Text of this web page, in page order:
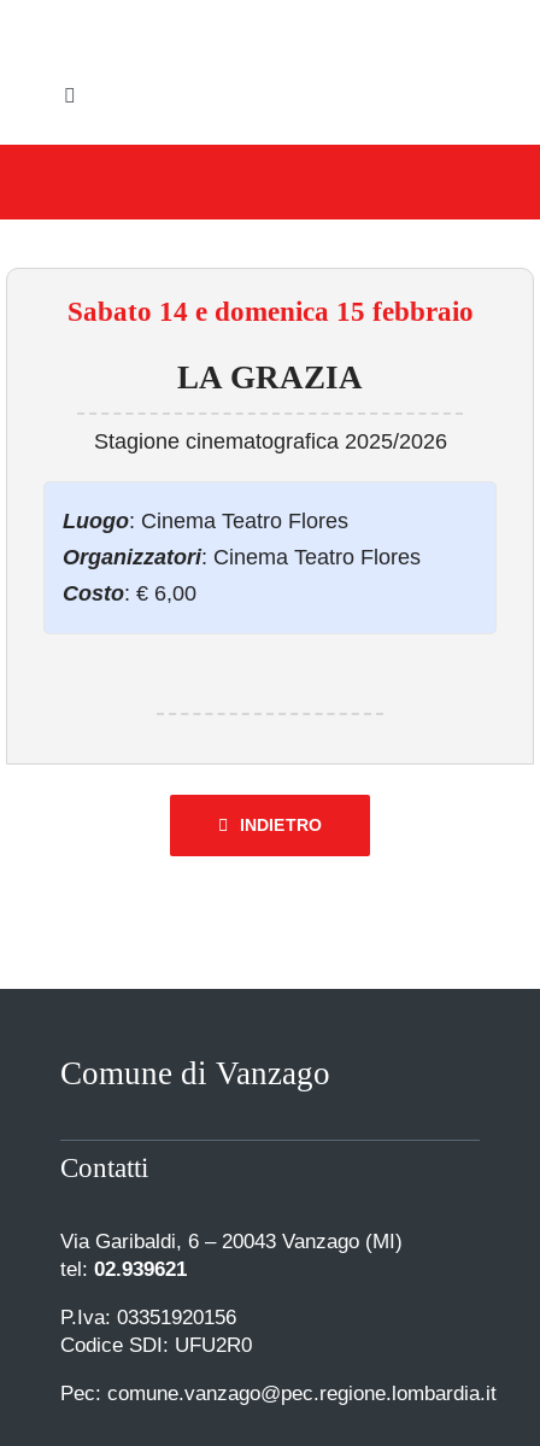
Toggle
IL COMUNE
COMUNICAZIONE
Sabato 14 e domenica 15 febbraio
LA GRAZIA
Stagione cinematografica 2025/2026
Luogo: Cinema Teatro Flores
Organizzatori: Cinema Teatro Flores
Costo: € 6,00
INDIETRO
Comune di Vanzago
Contatti
Via Garibaldi, 6 – 20043 Vanzago (MI)
tel: 02.939621
P.Iva: 03351920156
Codice SDI: UFU2R0
Pec: comune.vanzago@pec.regione.lombardia.it